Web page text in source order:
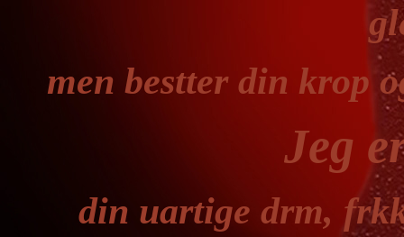
men bestter din krop
Jeg
din uartige drm,